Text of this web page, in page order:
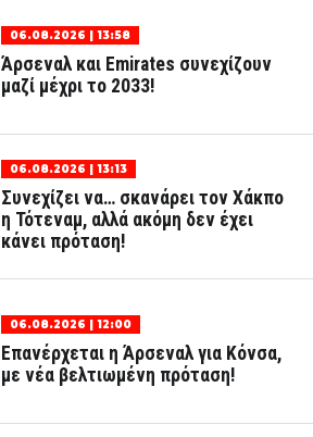
06.08.2026 | 13:58
Άρσεναλ και Emirates συνεχίζουν
μαζί μέχρι το 2033!
06.08.2026 | 13:13
Συνεχίζει να… σκανάρει τον Χάκπο
η Τότεναμ, αλλά ακόμη δεν έχει
κάνει πρόταση!
06.08.2026 | 12:00
Επανέρχεται η Άρσεναλ για Κόνσα,
με νέα βελτιωμένη πρόταση!